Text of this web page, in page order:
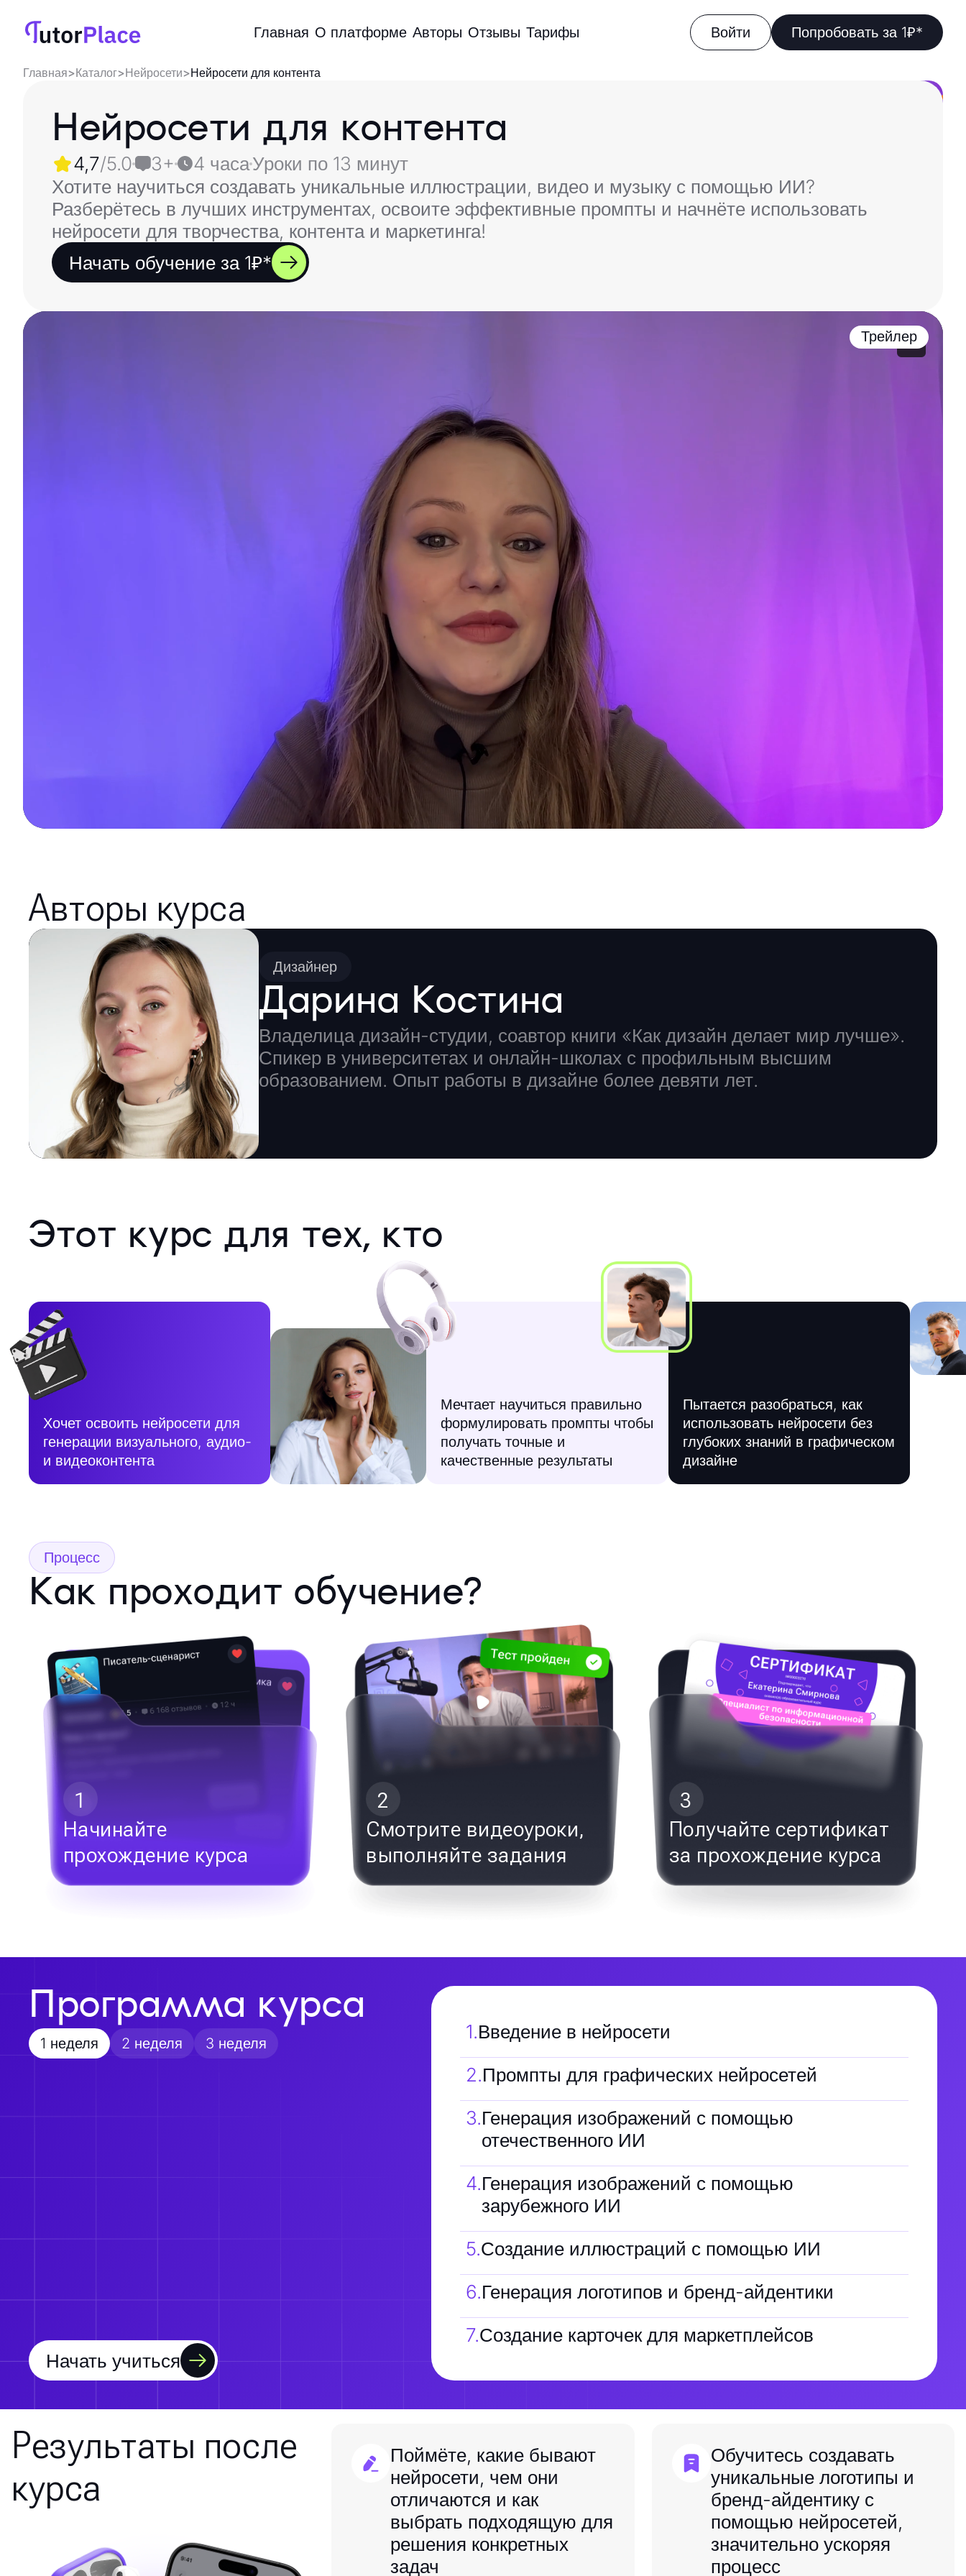
Главная О платформе Авторы Отзывы Тарифы Войти Попробовать за 1₽*
Главная>Каталог>Нейросети>Нейросети для контента
Нейросети для контента
4,7/5.0 3+ 4 часаУроки по 13 минут
Хотите научиться создавать уникальные иллюстрации, видео и музыку с помощью ИИ?
Разберётесь в лучших инструментах, освоите эффективные промпты и начнёте использовать
нейросети для творчества, контента и маркетинга!
Начать обучение за 1₽*
Трейлер
Авторы курса
Дизайнер
Дарина Костина
Владелица дизайн-студии, соавтор книги «Как дизайн делает мир лучше».
Спикер в университетах и онлайн-школах с профильным высшим
образованием. Опыт работы в дизайне более девяти лет.
Этот курс для тех, кто
Хочет освоить нейросети для
генерации визуального, аудио-
и видеоконтента
Мечтает научиться правильно
формулировать промпты чтобы
получать точные и
качественные результаты
Пытается разобраться, как
использовать нейросети без
глубоких знаний в графическом
дизайне
Процесс
Как проходит обучение?
1
Начинайте
прохождение курса
2
Смотрите видеоуроки,
выполняйте задания
3
Получайте сертификат
за прохождение курса
Программа курса
1 неделя 2 неделя 3 неделя
Начать учиться
1.Введение в нейросети
2.Промпты для графических нейросетей
3.Генерация изображений с помощью
отечественного ИИ
4.Генерация изображений с помощью
зарубежного ИИ
5.Создание иллюстраций с помощью ИИ
6.Генерация логотипов и бренд-айдентики
7.Создание карточек для маркетплейсов
Результаты после
курса
Поймёте, какие бывают
нейросети, чем они
отличаются и как
выбрать подходящую для
решения конкретных
задач
Обучитесь создавать
уникальные логотипы и
бренд-айдентику с
помощью нейросетей,
значительно ускоряя
процесс